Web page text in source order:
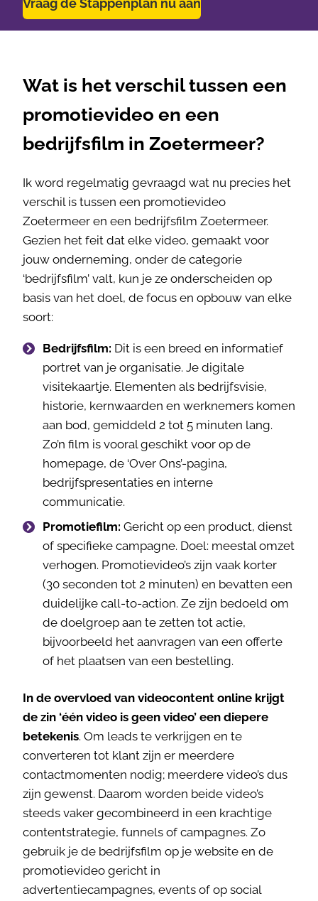
Vraag de Stappenplan nu aan
Wat is het verschil tussen een
promotievideo en een
bedrijfsfilm in Zoetermeer?
Ik word regelmatig gevraagd wat nu precies het
verschil is tussen een promotievideo
Zoetermeer en een bedrijfsfilm Zoetermeer.
Gezien het feit dat elke video, gemaakt voor
jouw onderneming, onder de categorie
‘bedrijfsfilm’ valt, kun je ze onderscheiden op
basis van het doel, de focus en opbouw van elke
soort:
Bedrijfsfilm: Dit is een breed en informatief
portret van je organisatie. Je digitale
visitekaartje. Elementen als bedrijfsvisie,
historie, kernwaarden en werknemers komen
aan bod, gemiddeld 2 tot 5 minuten lang.
Zo’n film is vooral geschikt voor op de
homepage, de ‘Over Ons’-pagina,
bedrijfspresentaties en interne
communicatie.
Promotiefilm: Gericht op een product, dienst
of specifieke campagne. Doel: meestal omzet
verhogen. Promotievideo’s zijn vaak korter
(30 seconden tot 2 minuten) en bevatten een
duidelijke call-to-action. Ze zijn bedoeld om
de doelgroep aan te zetten tot actie,
bijvoorbeeld het aanvragen van een offerte
of het plaatsen van een bestelling.
In de overvloed van videocontent online krijgt
de zin ‘één video is geen video’ een diepere
betekenis. Om leads te verkrijgen en te
converteren tot klant zijn er meerdere
contactmomenten nodig; meerdere video’s dus
zijn gewenst. Daarom worden beide video’s
steeds vaker gecombineerd in een krachtige
contentstrategie, funnels of campagnes. Zo
gebruik je de bedrijfsfilm op je website en de
promotievideo gericht in
advertentiecampagnes, events of op social